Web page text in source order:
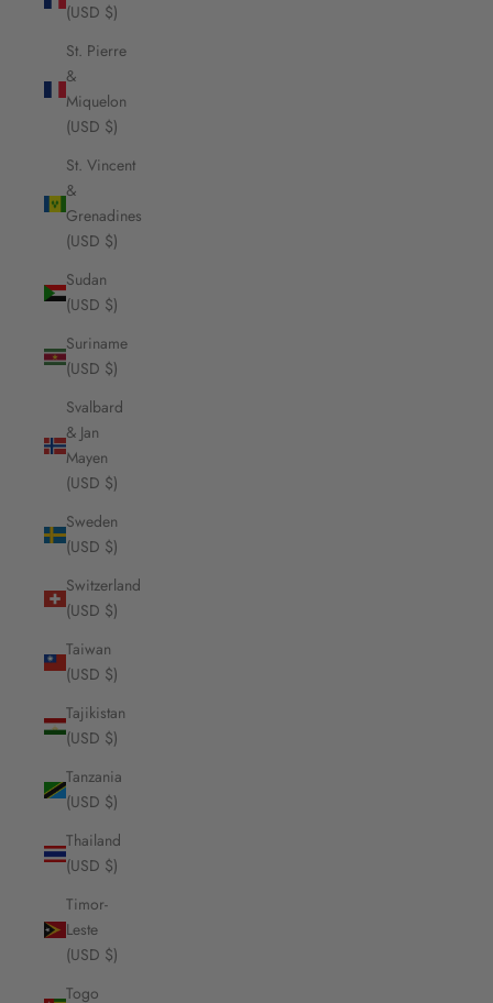
(USD $)
St. Pierre
&
Miquelon
(USD $)
St. Vincent
&
Grenadines
(USD $)
Sudan
(USD $)
Suriname
(USD $)
Svalbard
& Jan
Mayen
(USD $)
Sweden
(USD $)
Switzerland
(USD $)
Taiwan
(USD $)
Tajikistan
(USD $)
Tanzania
(USD $)
Thailand
(USD $)
Timor-
Leste
(USD $)
Togo